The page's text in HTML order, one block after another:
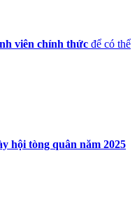
viên chính thức để có thể
hội tòng quân năm 2025